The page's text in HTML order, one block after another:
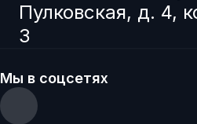
Пулковская, д. 4,
3
Мы в соцсетях